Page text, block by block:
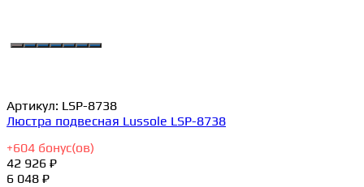
Артикул: LSP-8738
Люстра подвесная Lussole LSP-8738
+604 бонус(ов)
42 926 ₽
6 048 ₽